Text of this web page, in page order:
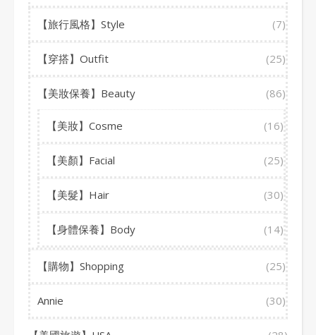
【旅行風格】Style (7)
【穿搭】Outfit (25)
【美妝保養】Beauty (86)
【美妝】Cosme (16)
【美顏】Facial (25)
【美髮】Hair (30)
【身體保養】Body (14)
【購物】Shopping (25)
Annie (30)